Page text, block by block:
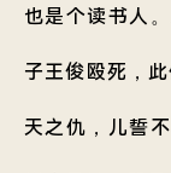
也是个读书人
子王俊殴死，
天之仇，儿誓